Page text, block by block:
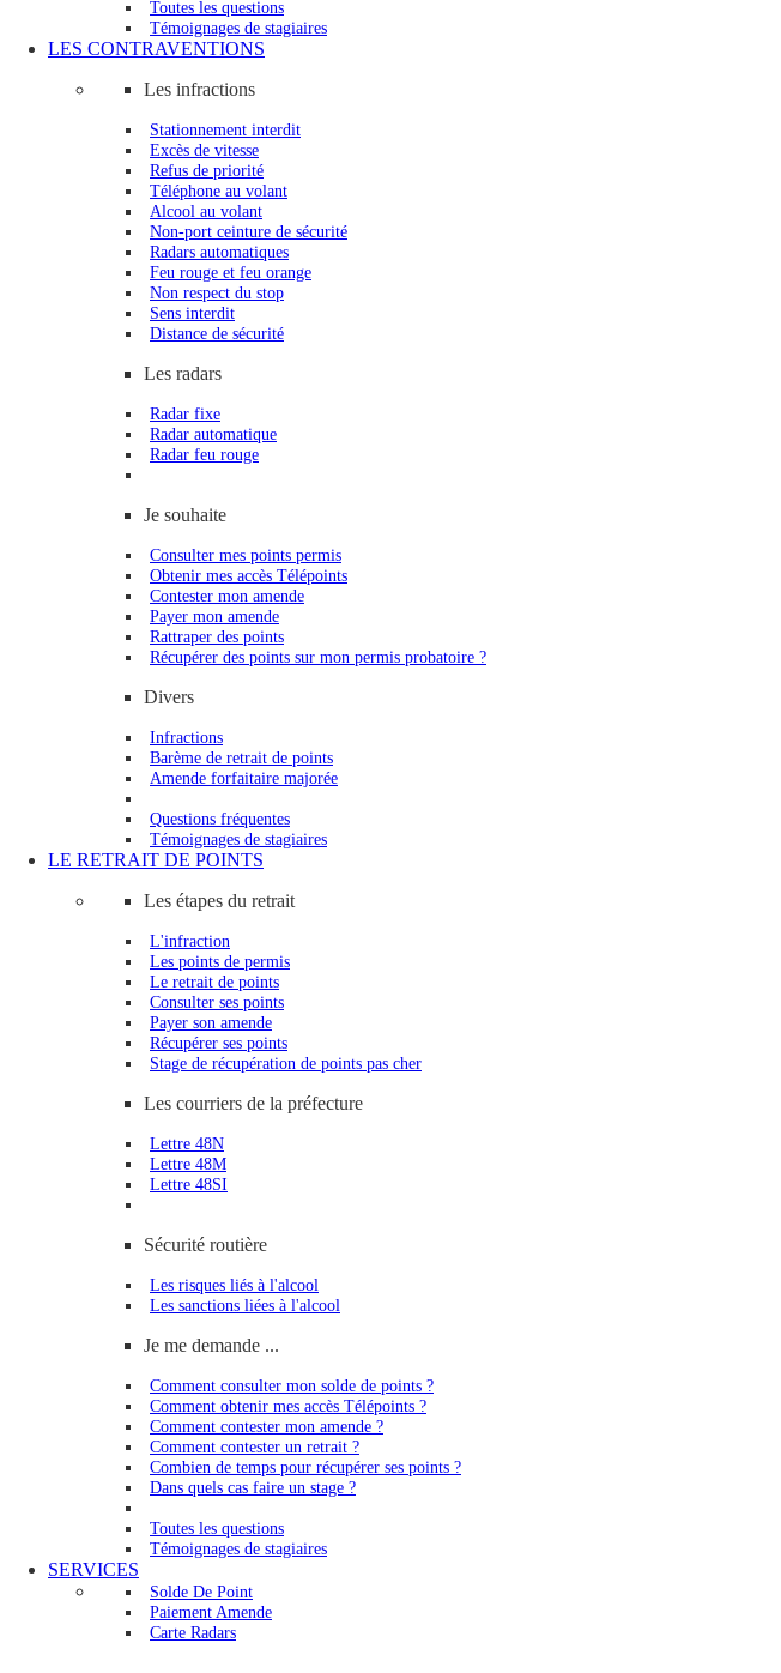
Toutes les questions
Témoignages de stagiaires
LES CONTRAVENTIONS
Les infractions
Stationnement interdit
Excès de vitesse
Refus de priorité
Téléphone au volant
Alcool au volant
Non-port ceinture de sécurité
Radars automatiques
Feu rouge et feu orange
Non respect du stop
Sens interdit
Distance de sécurité
Les radars
Radar fixe
Radar automatique
Radar feu rouge
Je souhaite
Consulter mes points permis
Obtenir mes accès Télépoints
Contester mon amende
Payer mon amende
Rattraper des points
Récupérer des points sur mon permis probatoire ?
Divers
Infractions
Barème de retrait de points
Amende forfaitaire majorée
Questions fréquentes
Témoignages de stagiaires
LE RETRAIT DE POINTS
Les étapes du retrait
L'infraction
Les points de permis
Le retrait de points
Consulter ses points
Payer son amende
Récupérer ses points
Stage de récupération de points pas cher
Les courriers de la préfecture
Lettre 48N
Lettre 48M
Lettre 48SI
Sécurité routière
Les risques liés à l'alcool
Les sanctions liées à l'alcool
Je me demande ...
Comment consulter mon solde de points ?
Comment obtenir mes accès Télépoints ?
Comment contester mon amende ?
Comment contester un retrait ?
Combien de temps pour récupérer ses points ?
Dans quels cas faire un stage ?
Toutes les questions
Témoignages de stagiaires
SERVICES
Solde De Point
Paiement Amende
Carte Radars